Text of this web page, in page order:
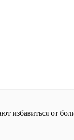
избавиться от